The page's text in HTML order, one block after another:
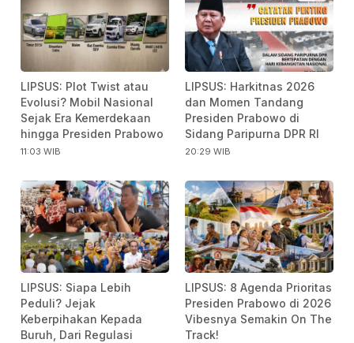
LIPSUS: Plot Twist atau
Evolusi? Mobil Nasional
Sejak Era Kemerdekaan
hingga Presiden Prabowo
11:03 WIB
LIPSUS: Harkitnas 2026
dan Momen Tandang
Presiden Prabowo di
Sidang Paripurna DPR RI
20:29 WIB
LIPSUS: Siapa Lebih
Peduli? Jejak
Keberpihakan Kepada
Buruh, Dari Regulasi
LIPSUS: 8 Agenda Prioritas
Presiden Prabowo di 2026
Vibesnya Semakin On The
Track!